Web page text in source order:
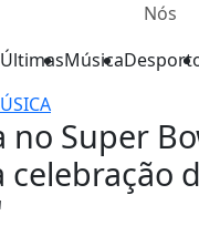
Nós
ÚltimasMúsica
no Super
celebração